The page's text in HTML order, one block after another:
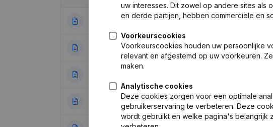
29-09-2025 Ontslagnemingen -
16-10-2023 Statuten (Vertaling,
19-02-2020 Ontslagnemingen -
uw interesses. Dit zowel op andere sites als
en derde partijen, hebben commerciële en
Voorkeurscookies
Voorkeurscookies houden uw persoonlijke
relevant en afgestemd op uw voorkeuren.
maken.
Analytische cookies
Deze cookies zorgen voor een optimale
gebruikerservaring te verbeteren. Deze
wordt gebruikt en welke pagina's belangrijk